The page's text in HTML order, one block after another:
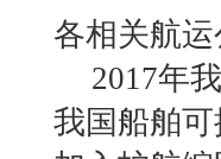
各相关航运
2017年
我国船舶